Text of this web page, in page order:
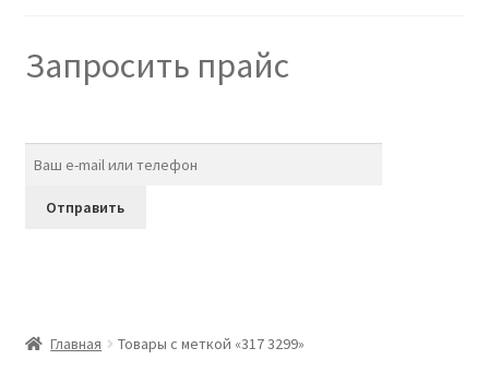
О нас
Запросить прайс
Главная Товары с меткой «317 3299»